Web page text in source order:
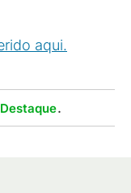
aqui.
Destaque.